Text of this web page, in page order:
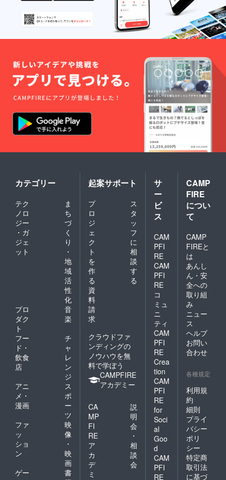
カテゴリー
テク
ノロ
ジー
・ガ
ジェ
ット
ま
ち
づ
く
り
・
地
域
活
性
化
プロ
ダク
ト
音
楽
フー
ド・
飲食
店
チ
ャ
レ
ン
ジ
アニ
メ・
漫画
ス
ポ
ー
ツ
ファ
ッ
ショ
ン
映
像
・
映
画
ゲー
書
起案サポート
プ
ロ
ジ
ェ
ク
ト
を
作
る
ス
タ
ッ
フ
に
相
談
す
る
資
料
請
求
クラウドファ
ンディングの
ノウハウを無
料で学ぼう
CAMPFIRE
アカデミー
CA
MP
FI
RE
ア
カ
デ
ミ
説
明
会
・
相
談
会
サ
ー
ビ
ス
CAM
PFI
RE
CAM
PFI
RE
コ
ミュ
ニ
ティ
CAM
PFI
RE
Crea
tion
CAM
PFI
RE
for
Soci
al
Goo
d
CAM
PFI
RE
CAMP
FIRE
につい
て
CAMP
FIREと
は
あんし
ん・安
全への
取り組
み
ニュー
ス
ヘルプ
お問い
合わせ
各種規定
利用規
約
細則
プライ
バシー
ポリ
シー
特定商
取引法
に基づ